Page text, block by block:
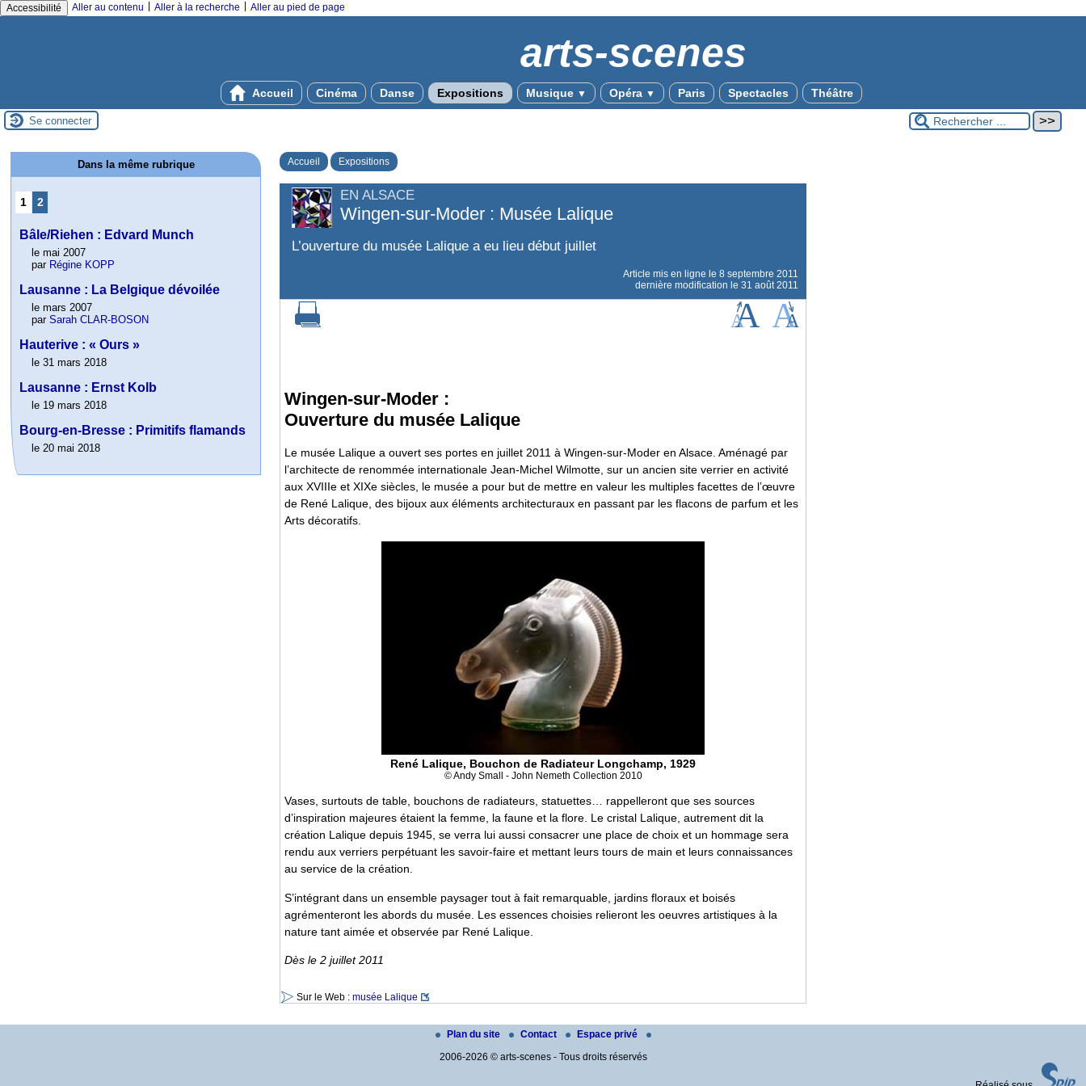
Accessibilité Aller au contenu Aller à la recherche Aller au pied de page
arts-scenes
Accueil Cinéma Danse Expositions Musique ▼ Opéra ▼ Paris Spectacles Théâtre
Se connecter
Accueil Expositions
EN ALSACE
Wingen-sur-Moder : Musée Lalique
L’ouverture du musée Lalique a eu lieu début juillet
Article mis en ligne le 8 septembre 2011
dernière modification le 31 août 2011
Wingen-sur-Moder :
Ouverture du musée Lalique
Le musée Lalique a ouvert ses portes en juillet 2011 à Wingen-sur-Moder en Alsace. Aménagé par
l’architecte de renommée internationale Jean-Michel Wilmotte, sur un ancien site verrier en activité
aux XVIIIe et XIXe siècles, le musée a pour but de mettre en valeur les multiples facettes de l’œuvre
de René Lalique, des bijoux aux éléments architecturaux en passant par les flacons de parfum et les
Arts décoratifs.
René Lalique, Bouchon de Radiateur Longchamp, 1929
© Andy Small - John Nemeth Collection 2010
Vases, surtouts de table, bouchons de radiateurs, statuettes… rappelleront que ses sources
d’inspiration majeures étaient la femme, la faune et la flore. Le cristal Lalique, autrement dit la
création Lalique depuis 1945, se verra lui aussi consacrer une place de choix et un hommage sera
rendu aux verriers perpétuant les savoir-faire et mettant leurs tours de main et leurs connaissances
au service de la création.
S’intégrant dans un ensemble paysager tout à fait remarquable, jardins floraux et boisés
agrémenteront les abords du musée. Les essences choisies relieront les oeuvres artistiques à la
nature tant aimée et observée par René Lalique.
Dès le 2 juillet 2011
Sur le Web : musée Lalique
Dans la même rubrique
1 2
Bâle/Riehen : Edvard Munch
le mai 2007
par Régine KOPP
Lausanne : La Belgique dévoilée
le mars 2007
parSarah CLAR-BOSON
Hauterive : « Ours »
le 31 mars 2018
Lausanne : Ernst Kolb
le 19 mars 2018
Bourg-en-Bresse : Primitifs flamands
le 20 mai 2018
Plan du site Contact
Espace privé
2006-2026 © arts-scenes - Tous droits réservés